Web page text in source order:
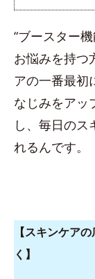
“ブースター
お悩みを持つ
アの一番最初
なじみをアッ
し、毎日のス
れるんです。
【スキンケア
く】